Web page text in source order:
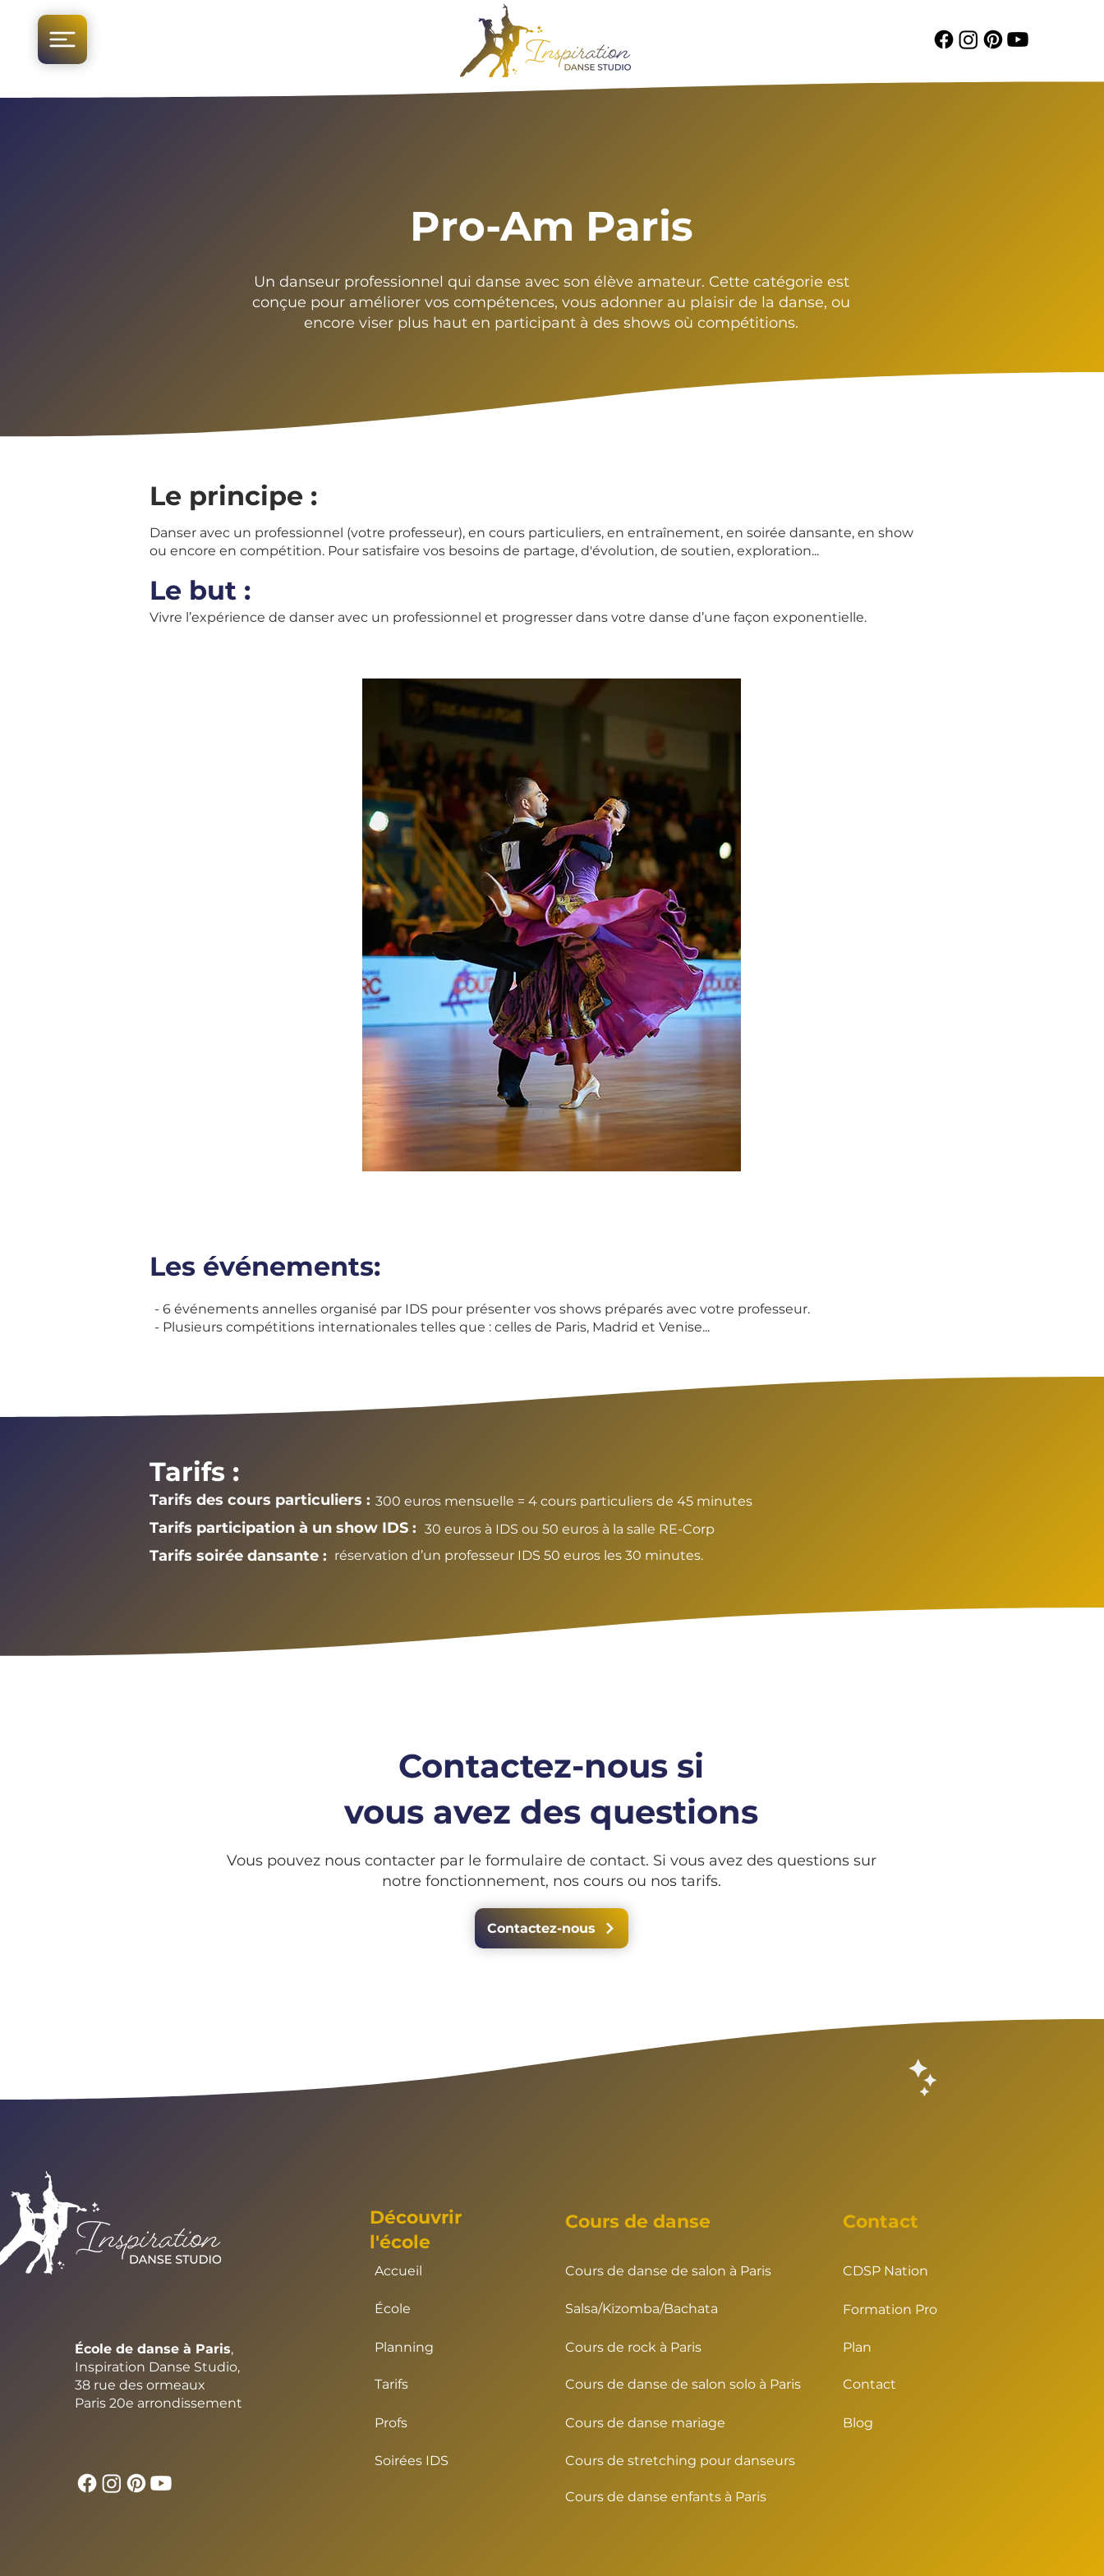
Pro-Am Paris
Un danseur professionnel qui danse avec son élève amateur. Cette catégorie est
conçue pour améliorer vos compétences, vous adonner au plaisir de la danse, ou
encore viser plus haut en participant à des shows où compétitions.
Le principe :
Danser avec un professionnel (votre professeur), en cours particuliers, en entraînement, en soirée dansante, en show
ou encore en compétition. Pour satisfaire vos besoins de partage, d'évolution, de soutien, exploration...
Le but :
Vivre l’expérience de danser avec un professionnel et progresser dans votre danse d’une façon exponentielle.
Les événements:
- 6 événements annelles organisé par IDS pour présenter vos shows préparés avec votre professeur.
- Plusieurs compétitions internationales telles que : celles de Paris, Madrid et Venise...
Tarifs :
Tarifs des cours particuliers : 300 euros mensuelle = 4 cours particuliers de 45 minutes
Tarifs participation à un show IDS : 30 euros à IDS ou 50 euros à la salle RE-Corp
Tarifs soirée dansante : réservation d’un professeur IDS 50 euros les 30 minutes.
Contactez-nous si
vous avez des questions
Vous pouvez nous contacter par le formulaire de contact. Si vous avez des questions sur
notre fonctionnement, nos cours ou nos tarifs.
Contactez-nous
École de danse à Paris,
Inspiration Danse Studio,
38 rue des ormeaux
Paris 20e arrondissement
Découvrir
l'école
Accueil
École
Planning
Tarifs
Profs
Soirées IDS
Cours de danse
Cours de danse de salon à Paris
Salsa/Kizomba/Bachata
Cours de rock à Paris
Cours de danse de salon solo à Paris
Cours de danse mariage
Cours de stretching pour danseurs
Contact
CDSP Nation
Formation Pro
Plan
Contact
Blog
Cours de danse enfants à Paris